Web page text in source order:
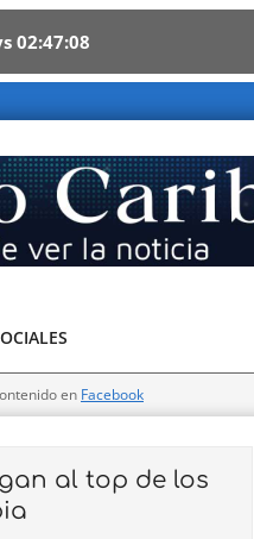
02 47 06
en Facebook
al top de los